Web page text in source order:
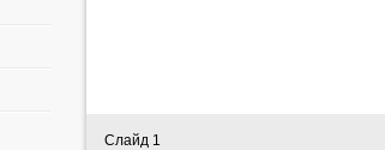
Слайд 1